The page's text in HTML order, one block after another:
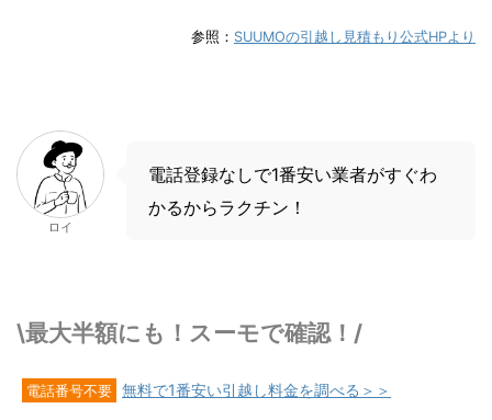
参照： SUUMOの引越し見積もり公式HPより
ロイ
電話登録なしで1番安い業者がすぐわ
かるからラクチン！
\最大半額にも！スーモで確認！/
電話番号不要 無料で1番安い引越し料金を調べる＞＞